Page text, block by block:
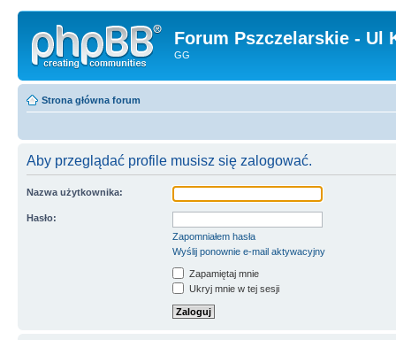
Forum Pszczelarskie - Ul
GG
Strona główna forum
Aby przeglądać profile musisz się zalogować.
Nazwa użytkownika:
Hasło:
Zapomniałem hasła
Wyślij ponownie e-mail aktywacyjny
Zapamiętaj mnie
Ukryj mnie w tej sesji